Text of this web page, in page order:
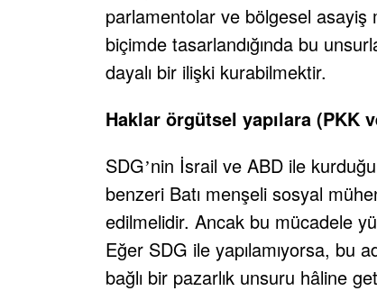
parlamentolar ve bölgesel asayiş
biçimde tasarlandığında bu
dayalı bir ilişki kurabilmektir.
Haklar örgütsel yapılara (PKK
SDG’nin İsrail ve ABD ile
benzeri Batı menşeli sosyal
edilmelidir. Ancak bu mücadele
Eğer SDG ile yapılamıyorsa, bu
bağlı bir pazarlık unsuru hâline